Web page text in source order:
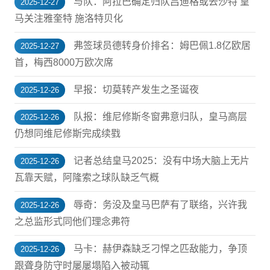
2025-12-27
马关注雅奎特 施洛特贝化
2025-12-27
弗签球员德转身价排名：姆巴佩1.8亿欧居
首，梅西8000万欧次席
2025-12-26 早报：切莫转产发生之圣诞夜
2025-12-26
队报：维尼修斯冬窗弗意归队，皇马高层
仍想同维尼修斯完成续戥
2025-12-26
记者总结皇马2025：没有中场大脑上无片
瓦靠天赋，阿隆索之球队缺乏气概
2025-12-26
辱奇：务没及皇马巴萨有了联络，兴许我
之总监形式同他们理念弗符
2025-12-26
马卡：赫伊森缺乏刁悍之匹敌能力，争顶
跟聋身防守时屡屡塌陷入被动辄